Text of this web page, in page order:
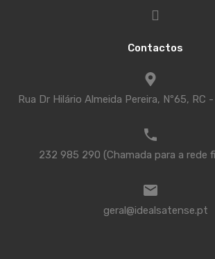
Contactos
Rua Dr Hilário Almeida Pereira, Nº65, RC
232 985 290 (Chamada para a rede
geral@idealsatense.pt